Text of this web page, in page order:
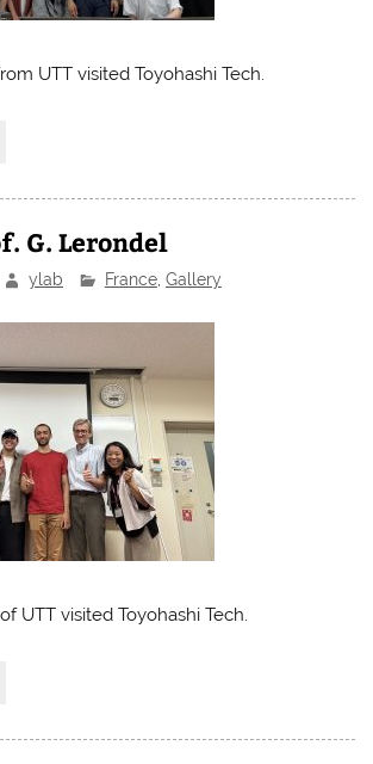
UTT visited Toyohashi Tech.
G. Lerondel
ylab France, Gallery
UTT visited Toyohashi Tech.